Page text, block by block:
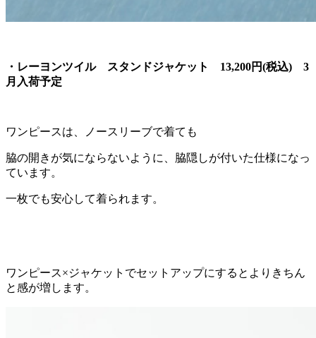
・レーヨンツイル スタンドジャケット 13,200円(税込) 3
月入荷予定
ワンピースは、ノースリーブで着ても
脇の開きが気にならないように、脇隠しが付いた仕様になっ
ています。
一枚でも安心して着られます。
ワンピース×ジャケットでセットアップにするとよりきちん
と感が増します。